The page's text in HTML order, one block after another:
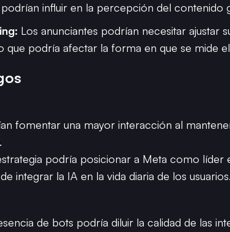
influir en la percepción del contenido
Los anunciantes podrían necesitar ajustar
que podría afectar la forma en que se mide
fomentar una mayor interacción al
podría posicionar a Meta como
integrar la IA en la vida diaria de los usuarios.
de bots podría diluir la calidad de las